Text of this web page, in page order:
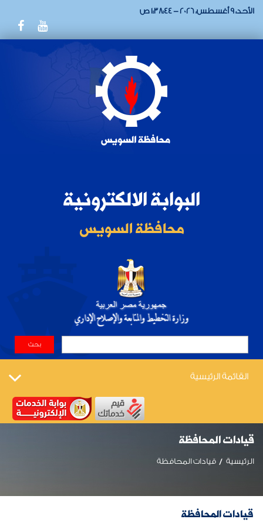
الأحد، 9 أغسطس، 2026 - 1:38:44 ص
البوابة الالكترونية
محافظة السويس
القائمة الرئيسية
قيادات المحافظة
الرئيسية قيادات المحافظة
قيادات المحافظة